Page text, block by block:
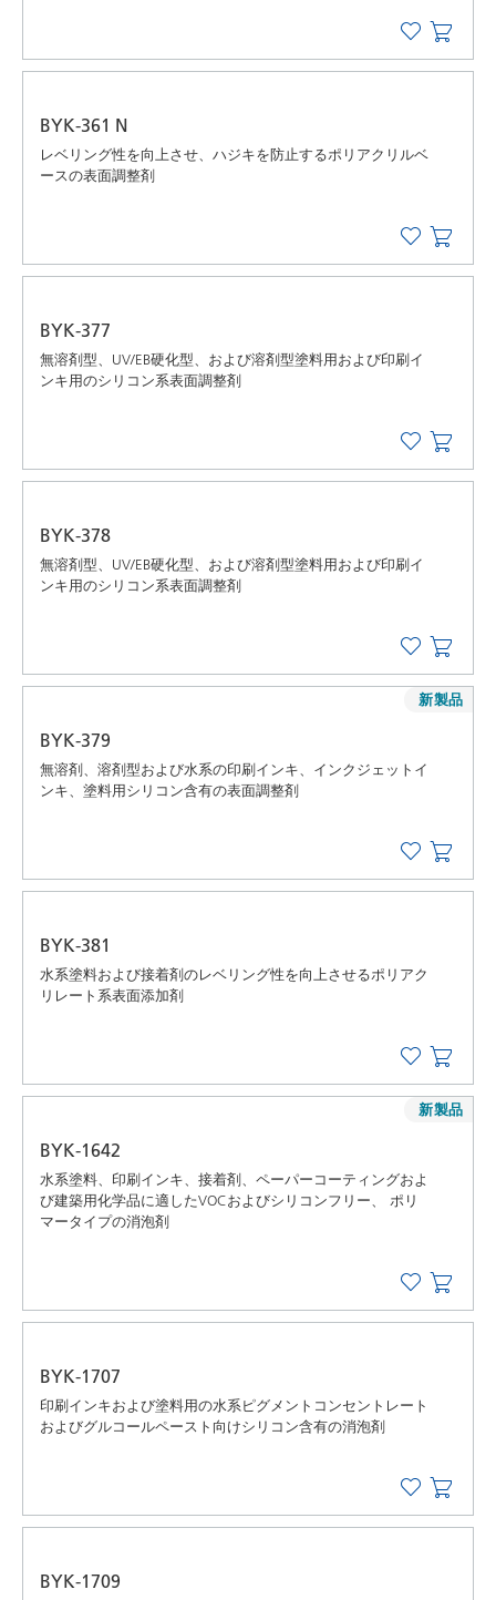
BYK-361 N
レベリング性を向上させ、ハジキを防止するポリアクリルベ
ースの表面調整剤
BYK-377
無溶剤型、UV/EB硬化型、および溶剤型塗料用および印刷イ
ンキ用のシリコン系表面調整剤
BYK-378
無溶剤型、UV/EB硬化型、および溶剤型塗料用および印刷イ
ンキ用のシリコン系表面調整剤
BYK-379
無溶剤、溶剤型および水系の印刷インキ、インクジェットイ
ンキ、塗料用シリコン含有の表面調整剤
新製品
BYK-381
水系塗料および接着剤のレベリング性を向上させるポリアク
リレート系表面添加剤
BYK-1642
水系塗料、印刷インキ、接着剤、ペーパーコーティングおよ
び建築用化学品に適したVOCおよびシリコンフリー、 ポリ
マータイプの消泡剤
新製品
BYK-1707
印刷インキおよび塗料用の水系ピグメントコンセントレート
およびグルコールペースト向けシリコン含有の消泡剤
BYK-1709